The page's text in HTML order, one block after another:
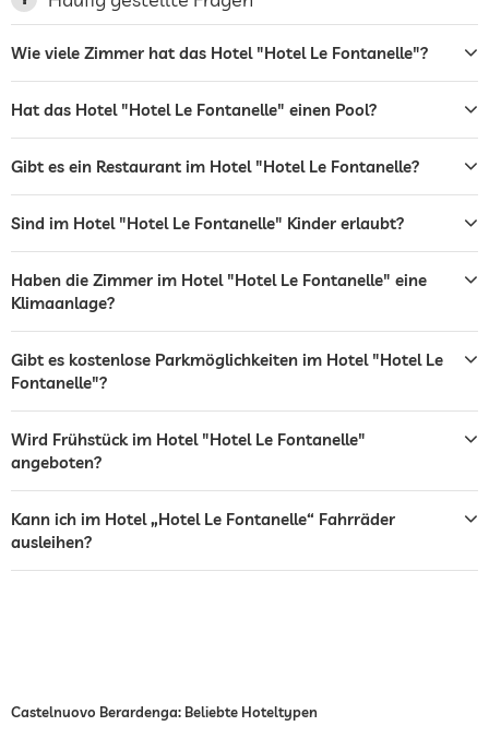
Stellplatz, Kostenlos
Terrasse
Frühstück auf der Terrasse möglich
Wäscheservice
Garten/Außenbereich
Café
Restaurant
Rezeption 24h Empfang
24 h Zimmerservice
Zimmerservice
Wäscheservice
Hundeverpflegung
Wasser/Futternäpfe auf Anfrage im
Wie viele Zimmer hat das Hotel "Hotel Le Fontanelle"?
Hat das Hotel "Hotel Le Fontanelle" einen Pool?
Gibt es ein Restaurant im Hotel "Hotel Le Fontanelle?
Sind im Hotel "Hotel Le Fontanelle" Kinder erlaubt?
Haben die Zimmer im Hotel "Hotel Le Fontanelle" eine
Klimaanlage?
Gibt es kostenlose Parkmöglichkeiten im Hotel "Hotel Le
Fontanelle"?
Wird Frühstück im Hotel "Hotel Le Fontanelle"
angeboten?
Kann ich im Hotel „Hotel Le Fontanelle“ Fahrräder
ausleihen?
Castelnuovo Berardenga: Beliebte Hoteltypen